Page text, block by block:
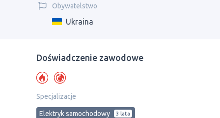
Obywatelstwo
Ukraina
Doświadczenie zawodowe
Specjalizacje
Elektryk samochodowy 3 lata